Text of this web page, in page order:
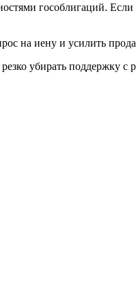
гособлигаций.
на иену и усилить
убирать поддержку